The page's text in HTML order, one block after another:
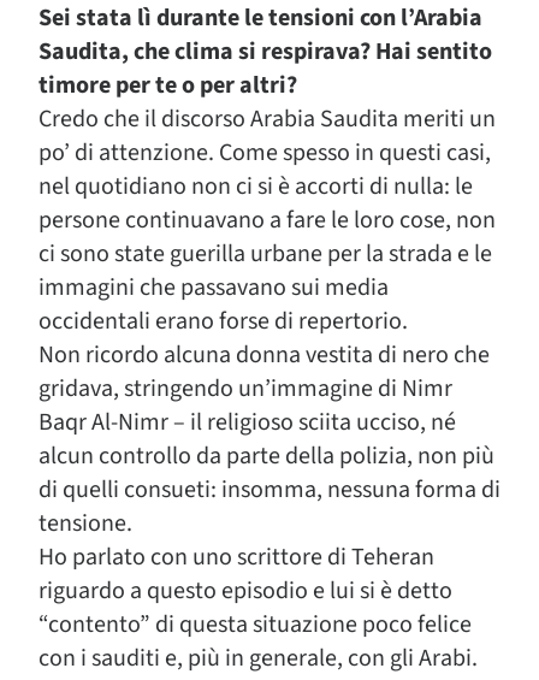
Sei stata lì durante le tensioni con l’Arabia
Saudita, che climasi respirava? Hai sentito
timore per te o per altri?
Credo che il discorso Arabia Saudita meriti un
po’ di attenzione. Come spesso in questi casi,
nel quotidiano non ci si è accorti di nulla: le
persone continuavano a fare le loro cose, non
ci sono state guerilla urbane per la strada e le
immagini che passavano sui media
occidentali erano forse di repertorio.
Non ricordo alcuna donna vestita di nero che
gridava, stringendo un’immagine di Nimr
Baqr Al-Nimr – il religioso sciita ucciso, né
alcun controllo da parte della polizia, non più
di quelli consueti: insomma, nessuna forma di
tensione.
Ho parlato con uno scrittore di Teheran
riguardo a questo episodio e lui si è detto
“contento” di questa situazione poco felice
con i sauditi e, più in generale, con gli Arabi.